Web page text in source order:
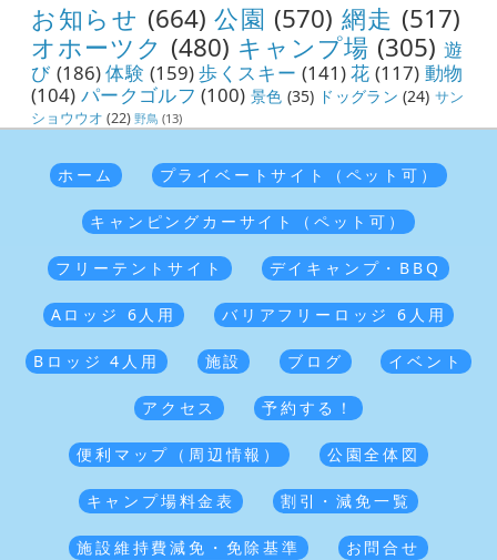
お知らせ (664) 公園 (570) 網走 (517)
オホーツク (480) キャンプ場 (305) 遊
び (186)体験 (159)歩くスキー (141)花 (117) 動物
(104) パークゴルフ (100) 景色 (35) ドッグラン (24) サン
ショウウオ (22) 野鳥 (13)
ホーム プライベートサイト（ペット可）
キャンピングカーサイト（ペット可）
フリーテントサイト デイキャンプ・BBQ
Aロッジ 6人用 バリアフリーロッジ 6人用
Bロッジ 4人用 施設 ブログ イベント
アクセス 予約する！
便利マップ（周辺情報） 公園全体図
キャンプ場料金表 割引・減免一覧
施設維持費減免・免除基準 お問合せ